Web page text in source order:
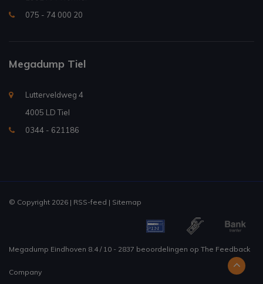
075 - 74 000 20
Megadump Tiel
Lutterveldweg 4
4005 LD Tiel
0344 - 621186
© Copyright 2026 | RSS-feed | Sitemap
Megadump Eindhoven 8.4/ 10 - 2837 beoordelingen op The Feedback
Company